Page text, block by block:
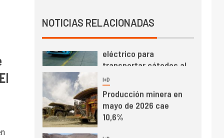
NOTICIAS RELACIONADAS
mayo de 2026 cae
10,6%
3 I+D
crecimiento regional:
Banco Central reporta
resultados dispares en
el primer trimestre
4 I+D